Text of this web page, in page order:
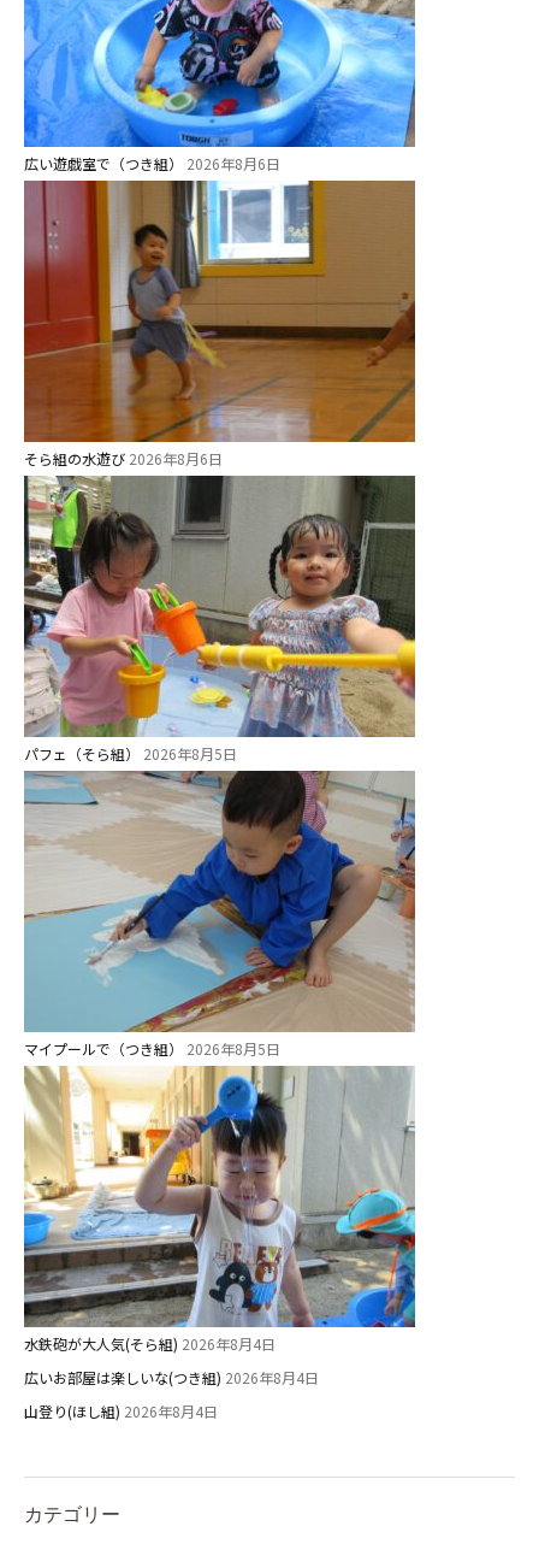
広い遊戯室で（つき組） 2026年8月6日
そら組の水遊び 2026年8月6日
パフェ（そら組） 2026年8月5日
マイプールで（つき組） 2026年8月5日
水鉄砲が大人気(そら組) 2026年8月4日
広いお部屋は楽しいな(つき組) 2026年8月4日
山登り(ほし組) 2026年8月4日
カテゴリー
美⽊多幼稚園の理想
園の1⽇
年間⾏事
預かり保育［ヒラソル ]
美⽊多チコス
美⽊多チコスについて
美⽊多チコスブログ
未就園児クラス
0歳親子登園［マカロンクラス ]
1歳・2歳親子登園［マリポサクラ
ス ]
2歳児ひとり登園［ゆず組 ]
グループ施設・
関係先リンク
学校法⼈鴨⾕学園 鳳幼稚園
学校法⼈諏訪森学園 諏訪森幼稚
園
⼤阪府私⽴幼稚園連盟
社会福祉法人野田福祉会